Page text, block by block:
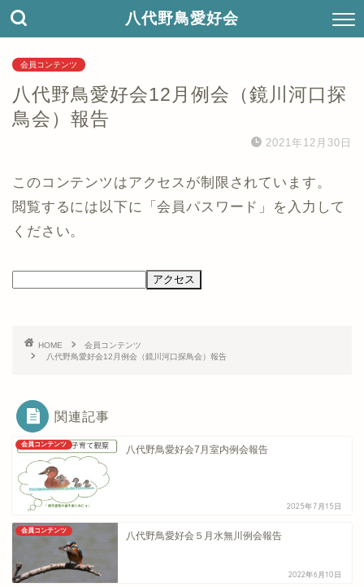
八代野鳥愛好会
会員コンテンツ
八代野鳥愛好会12月例会（鏡川河口探
鳥会）報告
2021年12月30日
このコンテンツはアクセスが制限されています。
閲覧するには以下に「会員パスワード」を入力して
ください。
HOME
会員コンテンツ
八代野鳥愛好会12月例会（鏡川河口探鳥会）報告
関連記事
会員コンテンツ 八代野鳥愛好会7月室内例会報告
2025年7月15日
会員コンテンツ 八代野鳥愛好会５月水無川例会報告
2022年6月10日